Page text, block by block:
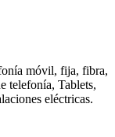
móvil, fija, fibra,
telefonía, Tablets,
eléctricas.